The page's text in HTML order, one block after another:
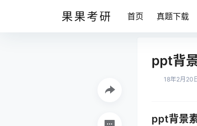
果果考研 首页 真题下载
ppt背
18年2月20
ppt背景